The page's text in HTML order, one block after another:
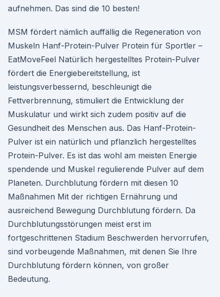
aufnehmen. Das sind die 10 besten!
MSM fördert nämlich auffällig die Regeneration von
Muskeln Hanf-Protein-Pulver Protein für Sportler –
EatMoveFeel Natürlich hergestelltes Protein-Pulver
fördert die Energiebereitstellung, ist
leistungsverbessernd, beschleunigt die
Fettverbrennung, stimuliert die Entwicklung der
Muskulatur und wirkt sich zudem positiv auf die
Gesundheit des Menschen aus. Das Hanf-Protein-
Pulver ist ein natürlich und pflanzlich hergestelltes
Protein-Pulver. Es ist das wohl am meisten Energie
spendende und Muskel regulierende Pulver auf dem
Planeten. Durchblutung fördern mit diesen 10
Maßnahmen Mit der richtigen Ernährung und
ausreichend Bewegung Durchblutung fördern. Da
Durchblutungsstörungen meist erst im
fortgeschrittenen Stadium Beschwerden hervorrufen,
sind vorbeugende Maßnahmen, mit denen Sie Ihre
Durchblutung fördern können, von großer
Bedeutung.